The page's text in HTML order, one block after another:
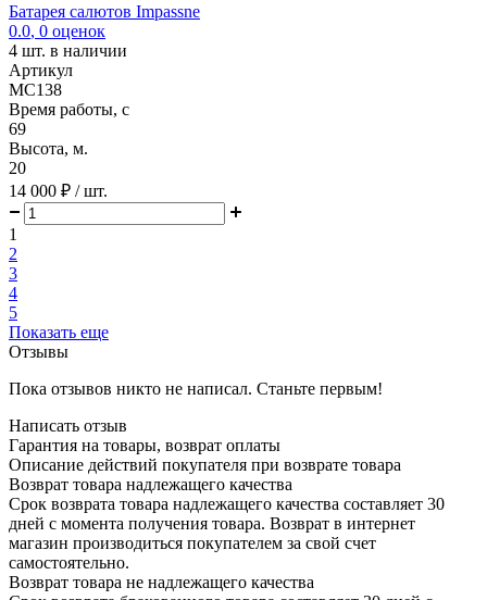
Батарея салютов Impassne
0.0, 0 оценок
4 шт. в наличии
Артикул
MC138
Время работы, с
69
Высота, м.
20
14 000 ₽ / шт.
1
2
3
4
5
Показать еще
Отзывы
Пока отзывов никто не написал. Станьте первым!
Написать отзыв
Гарантия на товары, возврат оплаты
Описание действий покупателя при возврате товара
Возврат товара надлежащего качества
Срок возврата товара надлежащего качества составляет 30
дней с момента получения товара. Возврат в интернет
магазин производиться покупателем за свой счет
самостоятельно.
Возврат товара не надлежащего качества